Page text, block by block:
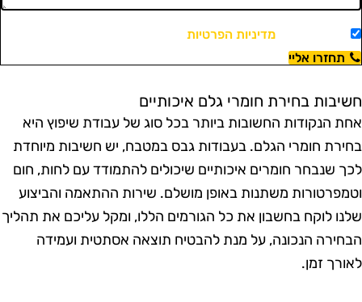
מאשר/ת את מדיניות הפרטיותויצירת קשר.
תחזרו אליי
בחירת חומרי גלם איכותיים
הנקודות החשובות ביותר בכל סוג של עבודת שיפוץ היא
חומרי הגלם. בעבודות גבס במטבח, יש חשיבות מיוחדת
שנבחר חומרים איכותיים שיכולים להתמודד עם לחות, חום
משתנות באופן מושלם. שירות ההתאמה והביצוע
לוקח בחשבון את כל הגורמים הללו, ומקל עליכם את תהליך
הנכונה, על מנת להבטיח תוצאה אסתטית ועמידה
זמן.